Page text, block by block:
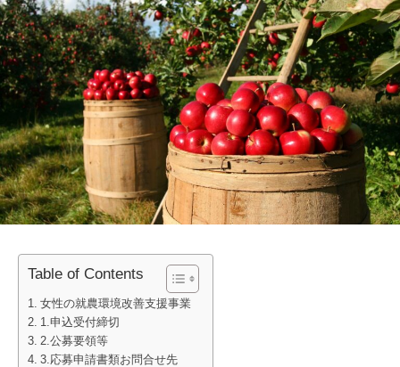
Table of Contents
女性の就農環境改善支援事業
1.申込受付締切
2.公募要領等
3.応募申請書類お問合せ先